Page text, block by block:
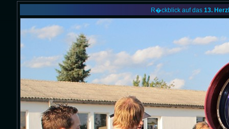
R�ckblick auf das 13.